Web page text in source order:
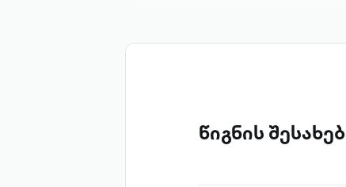
წიგნის შესახებ